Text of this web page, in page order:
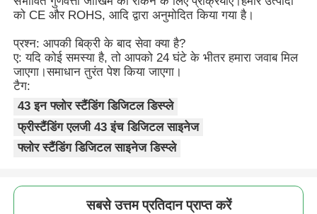
को CE और ROHS, आदि द्वारा अनुमोदित किया गया है।
प्रश्न: आपकी बिक्री के बाद सेवा क्या है?
ए: यदि कोई समस्या है, तो आपको 24 घंटे के भीतर हमारा जवाब मिल
जाएगा।समाधान तुरंत पेश किया जाएगा।
टैग:
43 इन फ्लोर स्टैंडिंग डिजिटल डिस्प्ले
फ्रीस्टैंडिंग एलजी 43 इंच डिजिटल साइनेज
फ्लोर स्टैंडिंग डिजिटल साइनेज डिस्प्ले
सबसे उत्तम प्रतिदान प्राप्त करें